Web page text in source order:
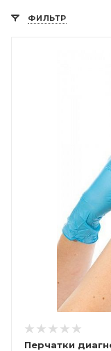
ФИЛЬТР
Перчатки